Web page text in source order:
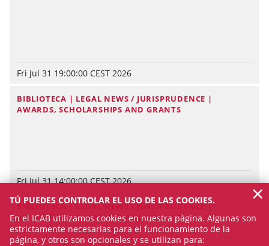
Fri Jul 31 19:00:00 CEST 2026
BIBLIOTECA | LEGAL NEWS / JURISPRUDENCE |
AWARDS, SCHOLARSHIPS AND GRANTS
Fri Jul 31 14:00:00 CEST 2026
BIBLIOTECA | LEGAL NEWS / JURISPRUDENCE |
AWARDS, SCHOLARSHIPS AND GRANTS
TÚ PUEDES CONTROLAR EL USO DE LAS COOKIES.
En el ICAB utilizamos cookies en nuestra página. Algunas son
estrictamente necesarias para el funcionamiento de la
página, y otros son opcionales y se utilizan para:
×